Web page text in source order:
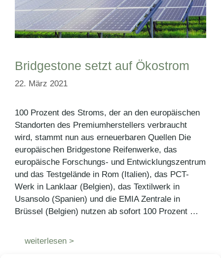
Bridgestone setzt auf Ökostrom
22. März 2021
100 Prozent des Stroms, der an den europäischen
Standorten des Premiumherstellers verbraucht
wird, stammt nun aus erneuerbaren Quellen Die
europäischen Bridgestone Reifenwerke, das
europäische Forschungs- und Entwicklungszentrum
und das Testgelände in Rom (Italien), das PCT-
Werk in Lanklaar (Belgien), das Textilwerk in
Usansolo (Spanien) und die EMIA Zentrale in
Brüssel (Belgien) nutzen ab sofort 100 Prozent …
weiterlesen >